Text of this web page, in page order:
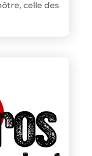
celle des